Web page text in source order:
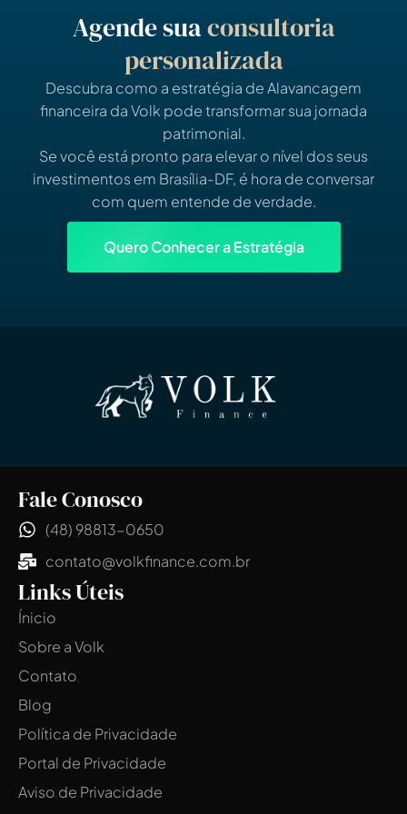
Agende suaconsultoria
personalizada
Descubra como a estratégia de Alavancagem
financeira da Volk pode transformar sua jornada
patrimonial.
Se você está pronto para elevar o nível dos seus
investimentos em Brasília-DF, é hora de conversar
com quem entende de verdade.
Quero Conhecer a Estratégia
Fale Conosco
(48) 98813-0650
contato@volkfinance.com.br
Links Úteis
Ínicio
Sobre a Volk
Contato
Blog
Política de Privacidade
Portal de Privacidade
Aviso de Privacidade